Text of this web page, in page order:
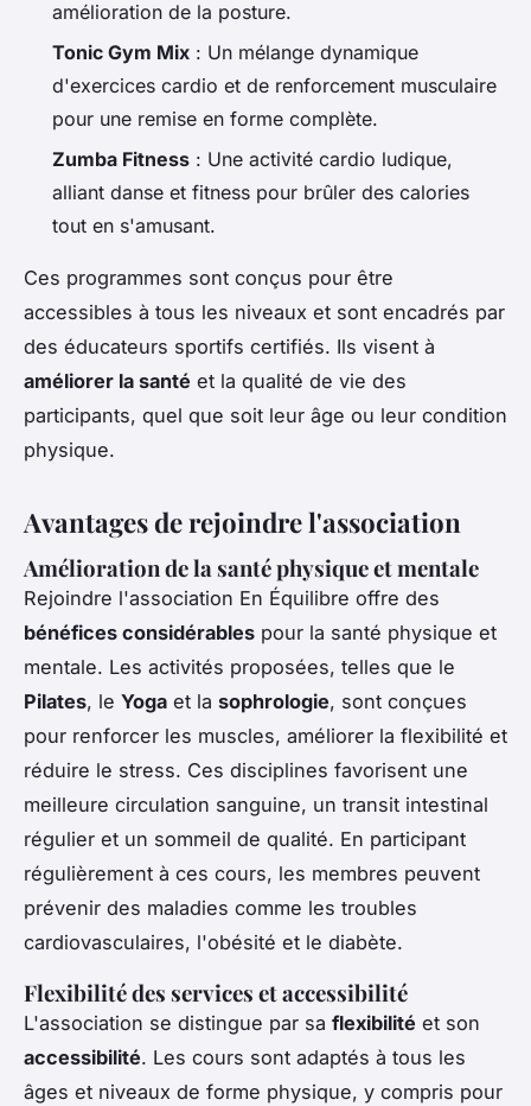
amélioration de la posture.
Tonic Gym Mix : Un mélange dynamique
d'exercices cardio et de renforcement musculaire
pour une remise en forme complète.
Zumba Fitness : Une activité cardio ludique,
alliant danse et fitness pour brûler des calories
tout en s'amusant.
Ces programmes sont conçus pour être
accessibles à tous les niveaux et sont encadrés par
des éducateurs sportifs certifiés. Ils visent à
améliorer la santé et la qualité de vie des
participants, quel que soit leur âge ou leur condition
physique.
Avantages de rejoindre l'association
Amélioration de la santé physique et mentale
Rejoindre l'association En Équilibre offre des
bénéfices considérables pour la santé physique et
mentale. Les activités proposées, telles que le
Pilates, le Yoga et la sophrologie, sont conçues
pour renforcer les muscles, améliorer la flexibilité et
réduire le stress. Ces disciplines favorisent une
meilleure circulation sanguine, un transit intestinal
régulier et un sommeil de qualité. En participant
régulièrement à ces cours, les membres peuvent
prévenir des maladies comme les troubles
cardiovasculaires, l'obésité et le diabète.
Flexibilité des services et accessibilité
L'association se distingue par sa flexibilité et son
accessibilité. Les cours sont adaptés à tous les
âges et niveaux de forme physique, y compris pour